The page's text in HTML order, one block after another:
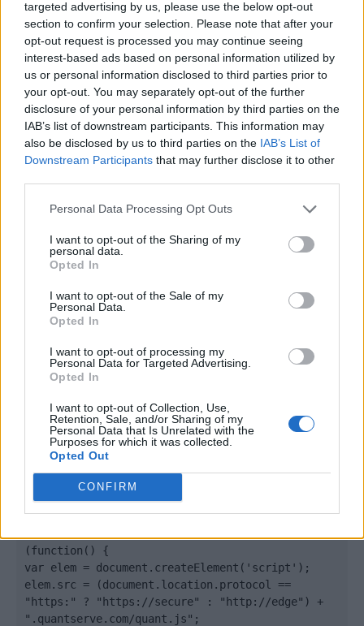
targeted advertising by us, please use the below opt-out
section to confirm your selection. Please note that after your
opt-out request is processed you may continue seeing
interest-based ads based on personal information utilized by
us or personal information disclosed to third parties prior to
your opt-out. You may separately opt-out of the further
disclosure of your personal information by third parties on the
IAB’s list of downstream participants. This information may
also be disclosed by us to third parties on the IAB’s List of
Downstream Participants that may further disclose it to other
Personal Data Processing Opt Outs
I want to opt-out of the Sharing of my
personal data.
Opted In
I want to opt-out of the Sale of my
Personal Data.
Opted In
I want to opt-out of processing my
Personal Data for Targeted Advertising.
Opted In
I want to opt-out of Collection, Use,
Retention, Sale, and/or Sharing of my
Personal Data that Is Unrelated with the
Purposes for which it was collected.
Opted Out
CONFIRM
Publicidade
Contato:geral@aponte.pt
</body>
<footer>
<!-- Quantcast Tag -->
<script type="text/javascript">
window._qevents = window._qevents || [];
(function() {
var elem = document.createElement('script');
elem.src = (document.location.protocol ==
"https:" ? "https://secure" : "http://edge") +
".quantserve.com/quant.js";